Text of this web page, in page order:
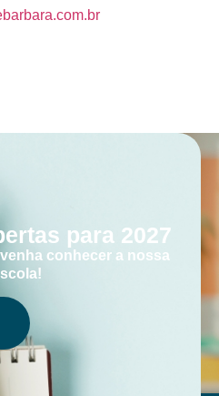
para 2027
conhecer a nossa